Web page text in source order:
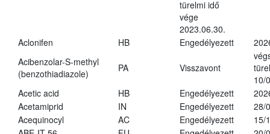
türelmi idő
vége
2023.06.30.
Aclonifen HB Engedélyezett
Acibenzolar-S-methyl
(benzothiadiazole)
PA Visszavont
10/
Acetic acid
HB Engedélyezett
Acetamiprid
IN Engedélyezett
28/
Acequinocyl
AC Engedélyezett
15/